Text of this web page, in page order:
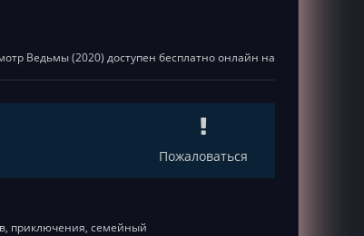
Ведьмы (2020) доступен бесплатно онлайн на
Пожаловаться
приключения, семейный